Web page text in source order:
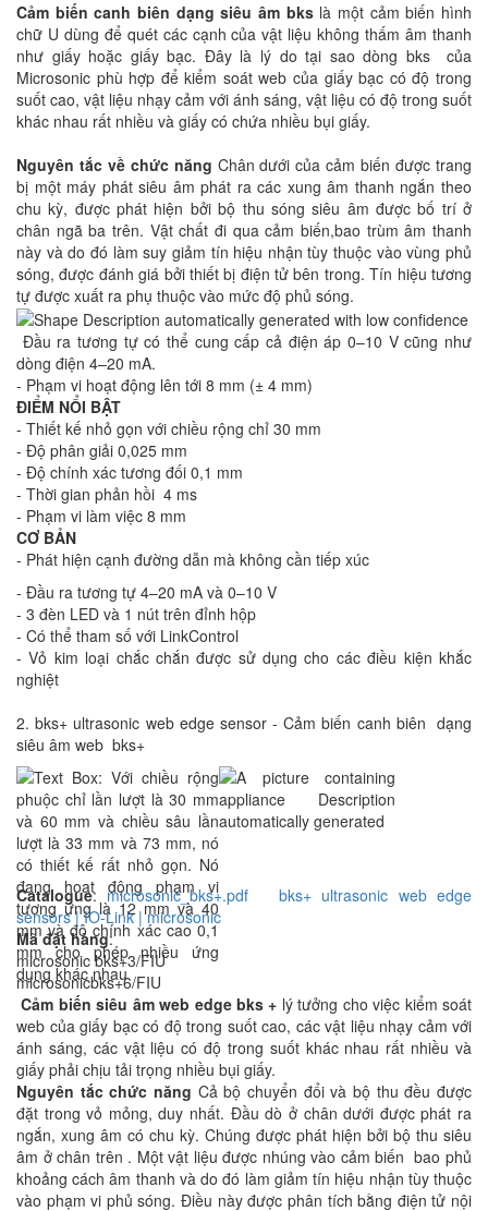
Cảm biến canh biên dạng siêu âm bkslà một cảm biến hình
chữ U dùng để quét các cạnh của vật liệu không thấm âm thanh
như giấy hoặc giấy bạc. Đây là lý do tại sao dòng bks của
Microsonic phù hợp để kiểm soát web của giấy bạc có độ trong
suốt cao, vật liệu nhạy cảm với ánh sáng, vật liệu có độ trong suốt
khác nhau rất nhiều và giấy có chứa nhiều bụi giấy.
Nguyên tắc về chức năng Chân dưới của cảm biến được trang
bị một máy phát siêu âm phát ra các xung âm thanh ngắn theo
chu kỳ, được phát hiện bởi bộ thu sóng siêu âm được bố trí ở
chân ngã ba trên. Vật chất đi qua cảm biến,bao trùm âm thanh
này và do đó làm suy giảm tín hiệu nhận tùy thuộc vào vùng phủ
sóng, được đánh giá bởi thiết bị điện tử bên trong. Tín hiệu tương
tự được xuất ra phụ thuộc vào mức độ phủ sóng.
Đầu ra tương tự có thể cung cấp cả điện áp 0–10 V cũng như
dòng điện 4–20 mA.
- Phạm vi hoạt động lên tới 8 mm (± 4 mm)
ĐIỂM NỔI BẬT
- Thiết kế nhỏ gọn với chiều rộng chỉ 30 mm
- Độ phân giải 0,025 mm
- Độ chính xác tương đối 0,1 mm
- Thời gian phản hồi 4 ms
- Phạm vi làm việc 8 mm
CƠ BẢN
- Phát hiện cạnh đường dẫn mà không cần tiếp xúc
- Đầu ra tương tự 4–20 mA và 0–10 V
- 3 đèn LED và 1 nút trên đỉnh hộp
- Có thể tham số với LinkControl
- Vỏ kim loại chắc chắn được sử dụng cho các điều kiện khắc
nghiệt
2. bks+ ultrasonic web edge sensor - Cảm biến canh biên dạng
siêu âm web bks+
Catalogue: microsonic_bks+.pdf
bks+ ultrasonic web edge
sensors | IO-Link | microsonic
Mã đặt hàng:
microsonic bks+3/FIU
microsonicbks+6/FIU
Cảm biến siêu âm web edge bks + lý tưởng cho việc kiểm soát
web của giấy bạc có độ trong suốt cao, các vật liệu nhạy cảm với
ánh sáng, các vật liệu có độ trong suốt khác nhau rất nhiều và
giấy phải chịu tải trọng nhiều bụi giấy.
Nguyên tắc chức năng Cả bộ chuyển đổi và bộ thu đều được
đặt trong vỏ mỏng, duy nhất. Đầu dò ở chân dưới được phát ra
ngắn, xung âm có chu kỳ. Chúng được phát hiện bởi bộ thu siêu
âm ở chân trên . Một vật liệu được nhúng vào cảm biến bao phủ
khoảng cách âm thanh và do đó làm giảm tín hiệu nhận tùy thuộc
vào phạm vi phủ sóng. Điều này được phân tích bằng điện tử nội